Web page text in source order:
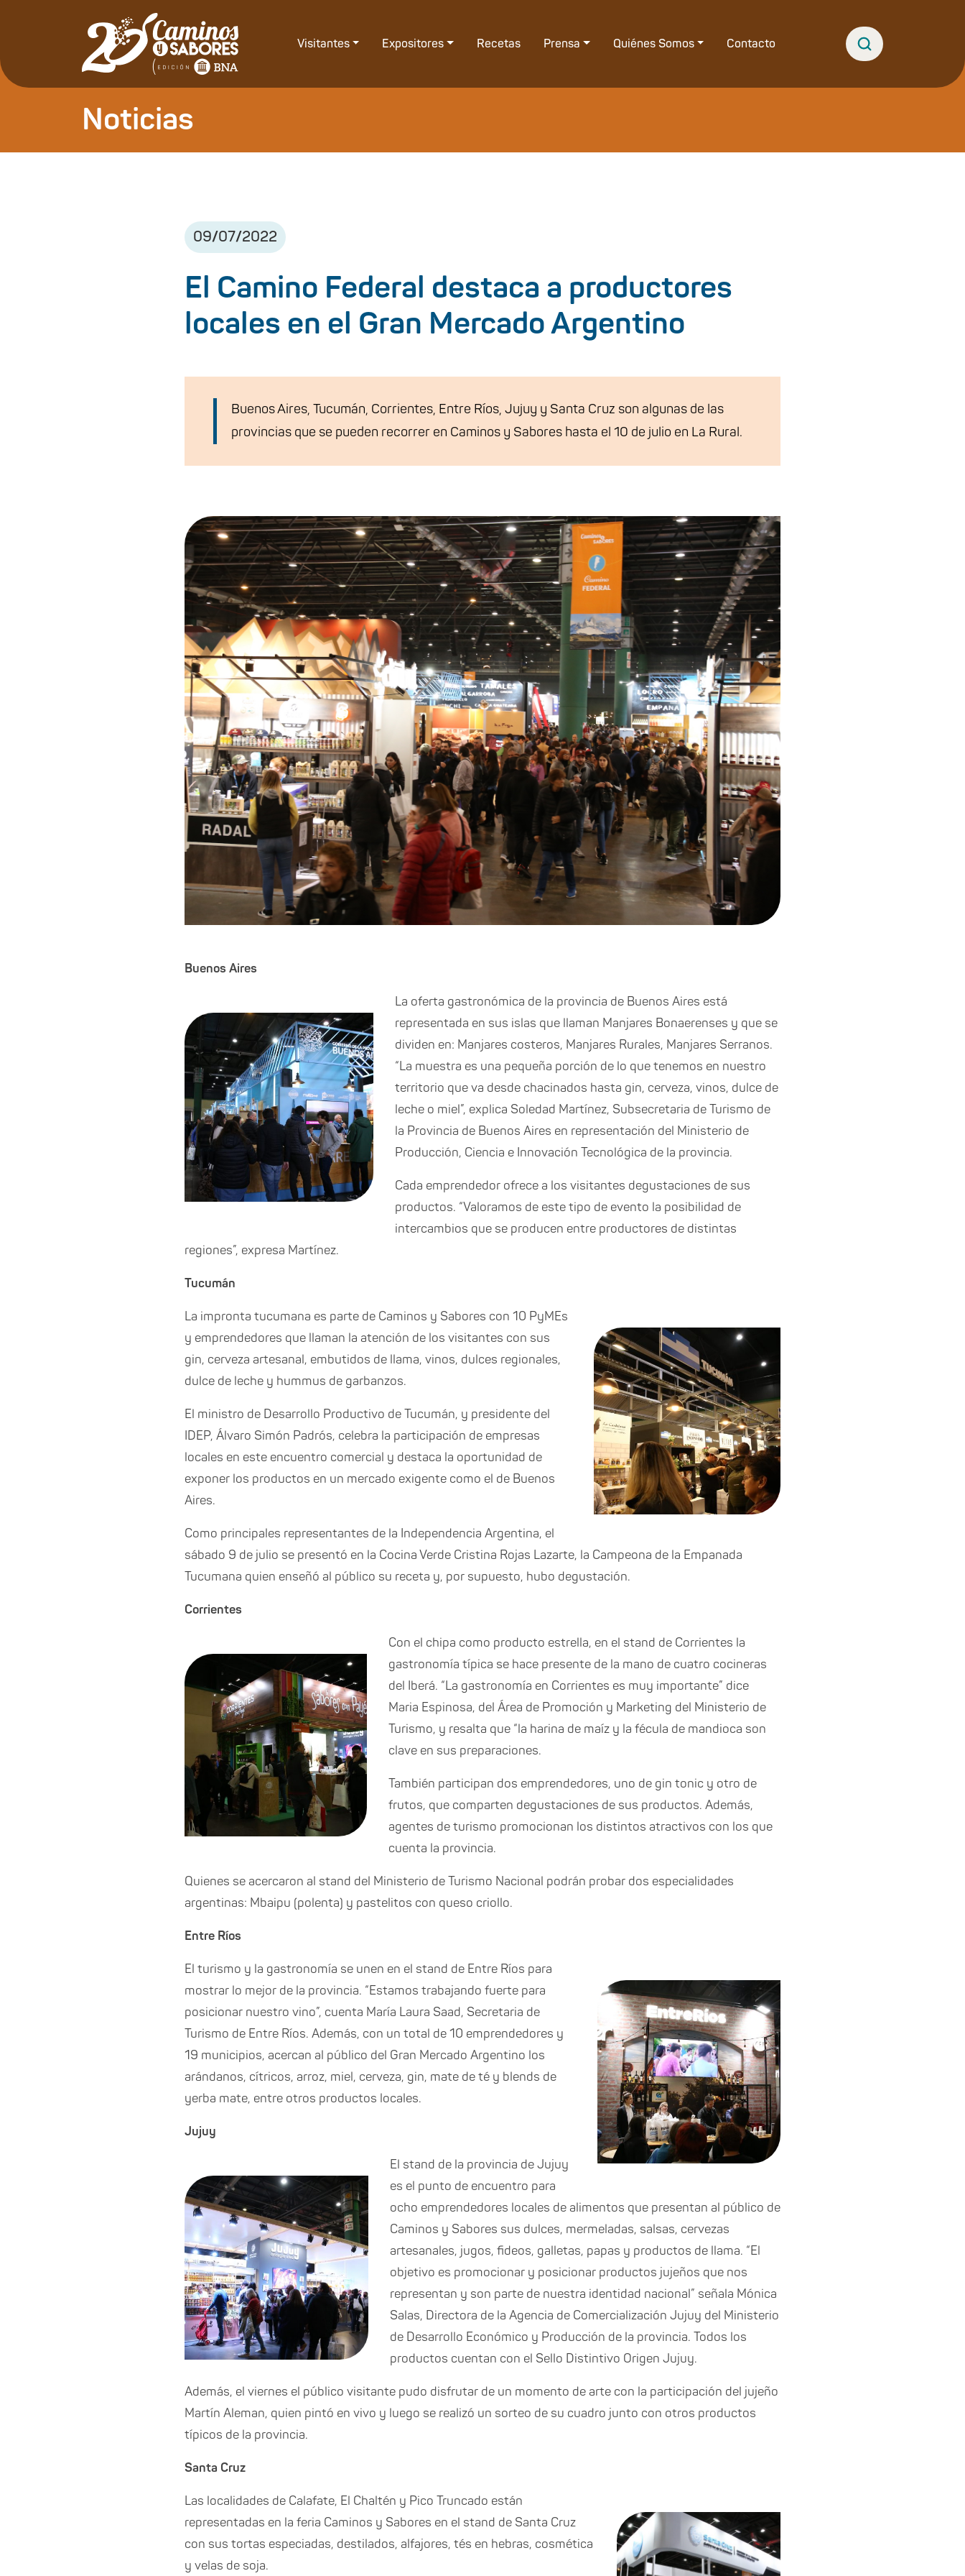
Visitantes Expositores Recetas Prensa Quiénes Somos Contacto
Noticias
09/07/2022
El Camino Federal destaca a productores
locales en el Gran Mercado Argentino
Buenos Aires, Tucumán, Corrientes, Entre Ríos, Jujuy y Santa Cruz son algunas de las
provincias que se pueden recorrer en Caminos y Sabores hasta el 10 de julio en La Rural.
Buenos Aires
La oferta gastronómica de la provincia de Buenos Aires está
representada en sus islas que llaman Manjares Bonaerenses y que se
dividen en: Manjares costeros, Manjares Rurales, Manjares Serranos.
“La muestra es una pequeña porción de lo que tenemos en nuestro
territorio que va desde chacinados hasta gin, cerveza, vinos, dulce de
leche o miel”, explica Soledad Martínez, Subsecretaria de Turismo de
la Provincia de Buenos Aires en representación del Ministerio de
Producción, Ciencia e Innovación Tecnológica de la provincia.
Cada emprendedor ofrece a los visitantes degustaciones de sus
productos. “Valoramos de este tipo de evento la posibilidad de
intercambios que se producen entre productores de distintas
regiones”, expresa Martínez.
Tucumán
La impronta tucumana es parte de Caminos y Sabores con 10 PyMEs
y emprendedores que llaman la atención de los visitantes con sus
gin, cerveza artesanal, embutidos de llama, vinos, dulces regionales,
dulce de leche y hummus de garbanzos.
El ministro de Desarrollo Productivo de Tucumán, y presidente del
IDEP, Álvaro Simón Padrós, celebra la participación de empresas
locales en este encuentro comercial y destaca la oportunidad de
exponer los productos en un mercado exigente como el de Buenos
Aires.
Como principales representantes de la Independencia Argentina, el
sábado 9 de julio se presentó en la Cocina Verde Cristina Rojas Lazarte, la Campeona de la Empanada
Tucumana quien enseñó al público su receta y, por supuesto, hubo degustación.
Corrientes
Con el chipa como producto estrella, en el stand de Corrientes la
gastronomía típica se hace presente de la mano de cuatro cocineras
del Iberá. “La gastronomía en Corrientes es muy importante” dice
Maria Espinosa, del Área de Promoción y Marketing del Ministerio de
Turismo, y resalta que “la harina de maíz y la fécula de mandioca son
clave en sus preparaciones.
También participan dos emprendedores, uno de gin tonic y otro de
frutos, que comparten degustaciones de sus productos. Además,
agentes de turismo promocionan los distintos atractivos con los que
cuenta la provincia.
Quienes se acercaron al stand del Ministerio de Turismo Nacional podrán probar dos especialidades
argentinas: Mbaipu (polenta) y pastelitos con queso criollo.
Entre Ríos
El turismo y la gastronomía se unen en el stand de Entre Ríos para
mostrar lo mejor de la provincia. “Estamos trabajando fuerte para
posicionar nuestro vino”, cuenta María Laura Saad, Secretaria de
Turismo de Entre Ríos. Además, con un total de 10 emprendedores y
19 municipios, acercan al público del Gran Mercado Argentino los
arándanos, cítricos, arroz, miel, cerveza, gin, mate de té y blends de
yerba mate, entre otros productos locales.
Jujuy
El stand de la provincia de Jujuy
es el punto de encuentro para
ocho emprendedores locales de alimentos que presentan al público de
Caminos y Sabores sus dulces, mermeladas, salsas, cervezas
artesanales, jugos, fideos, galletas, papas y productos de llama. “El
objetivo es promocionar y posicionar productos jujeños que nos
representan y son parte de nuestra identidad nacional” señala Mónica
Salas, Directora de la Agencia de Comercialización Jujuy del Ministerio
de Desarrollo Económico y Producción de la provincia. Todos los
productos cuentan con el Sello Distintivo Origen Jujuy.
Además, el viernes el público visitante pudo disfrutar de un momento de arte con la participación del jujeño
Martín Aleman, quien pintó en vivo y luego se realizó un sorteo de su cuadro junto con otros productos
típicos de la provincia.
Santa Cruz
Las localidades de Calafate, El Chaltén y Pico Truncado están
representadas en la feria Caminos y Sabores en el stand de Santa Cruz
con sus tortas especiadas, destilados, alfajores, tés en hebras, cosmética
y velas de soja.